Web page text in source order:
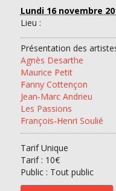
Lundi 16 novembre
Lieu :
Présentation des
Agnès Desarthe
Maurice Petit
Fanny Cottençon
Jean-Marc Andrieu
Les Passions
François-Henri Soulié
Tarif Unique
Tarif : 10€
Public : Tout public